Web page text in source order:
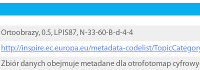
Ortoobrazy, 0.5, LPIS87, N-33-60-B-d-4-4
http://inspire.ec.europa.eu/metadata-codelist/
Zbiór danych obejmuje metadane dla otrofotomap